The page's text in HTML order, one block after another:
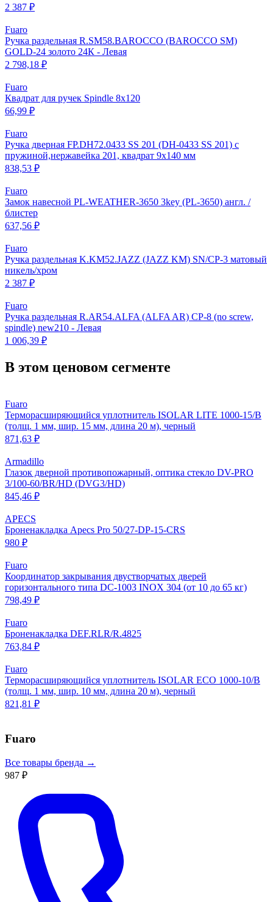
2 387 ₽
Fuaro
Ручка раздельная R.SM58.BAROCCO (BAROCCO SM)
GOLD-24 золото 24К - Левая
2 798,18 ₽
Fuaro
Квадрат для ручек Spindle 8х120
66,99 ₽
Fuaro
Ручка дверная FP.DH72.0433 SS 201 (DH-0433 SS 201) с
пружиной,нержавейка 201, квадрат 9x140 мм
838,53 ₽
Fuaro
Замок навесной PL-WEATHER-3650 3key (PL-3650) англ. /
блистер
637,56 ₽
Fuaro
Ручка раздельная K.KM52.JAZZ (JAZZ KM) SN/CP-3 матовый
никель/хром
2 387 ₽
Fuaro
Ручка раздельная R.AR54.ALFA (ALFA AR) CP-8 (no screw,
spindle) new210 - Левая
1 006,39 ₽
В этом ценовом сегменте
Fuaro
Терморасширяющийся уплотнитель ISOLAR LITE 1000-15/B
(толщ. 1 мм, шир. 15 мм, длина 20 м), черный
871,63 ₽
Armadillo
Глазок дверной противопожарный, оптика стекло DV-PRO
3/100-60/BR/HD (DVG3/HD)
845,46 ₽
APECS
Броненакладка Apecs Pro 50/27-DP-15-CRS
980 ₽
Fuaro
Координатор закрывания двустворчатых дверей
горизонтального типа DC-1003 INOX 304 (от 10 до 65 кг)
798,49 ₽
Fuaro
Броненакладка DEF.RLR/R.4825
763,84 ₽
Fuaro
Терморасширяющийся уплотнитель ISOLAR ECO 1000-10/B
(толщ. 1 мм, шир. 10 мм, длина 20 м), черный
821,81 ₽
Fuaro
Все товары бренда →
987 ₽